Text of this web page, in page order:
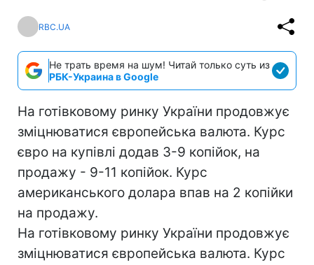
RBC.UA
Не трать время на шум! Читай только суть из
РБК-Украина в Google
На готівковому ринку України продовжує
зміцнюватися європейська валюта. Курс
євро на купівлі додав 3-9 копійок, на
продажу - 9-11 копійок. Курс
американського долара впав на 2 копійки
на продажу.
На готівковому ринку України продовжує
зміцнюватися європейська валюта. Курс